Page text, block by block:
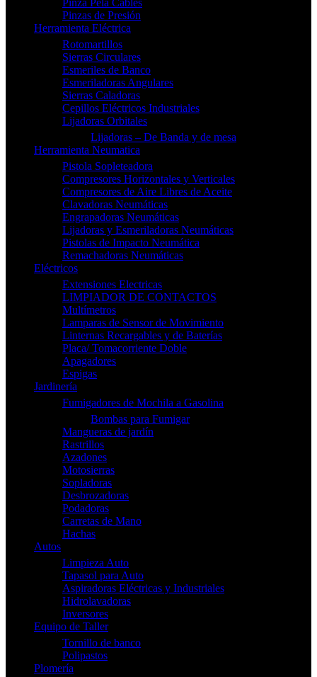
Pinza Pela Cables
Pinzas de Presión
Herramienta Eléctrica
Rotomartillos
Sierras Circulares
Esmeriles de Banco
Esmeriladoras Angulares
Sierras Caladoras
Cepillos Eléctricos Industriales
Lijadoras Orbitales
Lijadoras – De Banda y de mesa
Herramienta Neumatica
Pistola Sopleteadora
Compresores Horizontales y Verticales
Compresores de Aire Libres de Aceite
Clavadoras Neumáticas
Engrapadoras Neumáticas
Lijadoras y Esmeriladoras Neumáticas
Pistolas de Impacto Neumática
Remachadoras Neumáticas
Eléctricos
Extensiones Electricas
LIMPIADOR DE CONTACTOS
Multímetros
Lamparas de Sensor de Movimiento
Linternas Recargables y de Baterías
Placa/ Tomacorriente Doble
Apagadores
Espigas
Jardinería
Fumigadores de Mochila a Gasolina
Bombas para Fumigar
Mangueras de jardín
Rastrillos
Azadones
Motosierras
Sopladoras
Desbrozadoras
Podadoras
Carretas de Mano
Hachas
Autos
Limpieza Auto
Tapasol para Auto
Aspiradoras Eléctricas y Industriales
Hidrolavadoras
Inversores
Equipo de Taller
Tornillo de banco
Polipastos
Plomería